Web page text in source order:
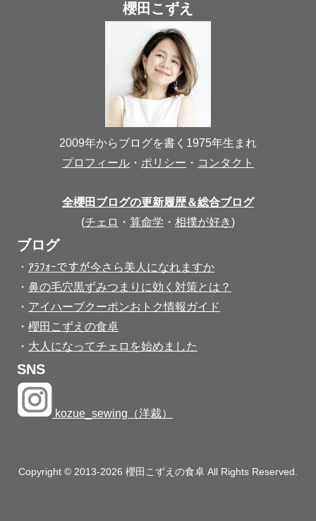
櫻田こずえ
2009年からブログを書く1975年生まれ
プロフィール ・ ポリシー ・ コンタクト
全櫻田ブログの更新履歴＆総合ブログ
(チェロ ・ 算命学 ・ 相撲が好き)
ブログ
・ ｱﾗﾌｫｰですが今さら美人になれますか
・ 鼻の毛穴黒ずみつまりに効く対策とは？
・ アイハーブクーポンおトク情報ガイド
・ 櫻田こずえの食卓
・ 大人になってチェロを始めました
SNS
kozue_sewing（洋裁）
Copyright © 2013-2026 櫻田こずえの食卓 All Rights Reserved.